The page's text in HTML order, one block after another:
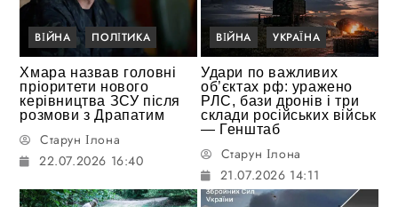
ВІЙНА ПОЛІТИКА
Хмара назвав головні
пріоритети нового
керівництва ЗСУ після
розмови з Драпатим
Старун Ілона
22.07.2026 16:40
ВІЙНА УКРАЇНА
Удари по важливих
об’єктах рф: уражено
РЛС, бази дронів і три
склади російських військ
— Генштаб
Старун Ілона
21.07.2026 14:11